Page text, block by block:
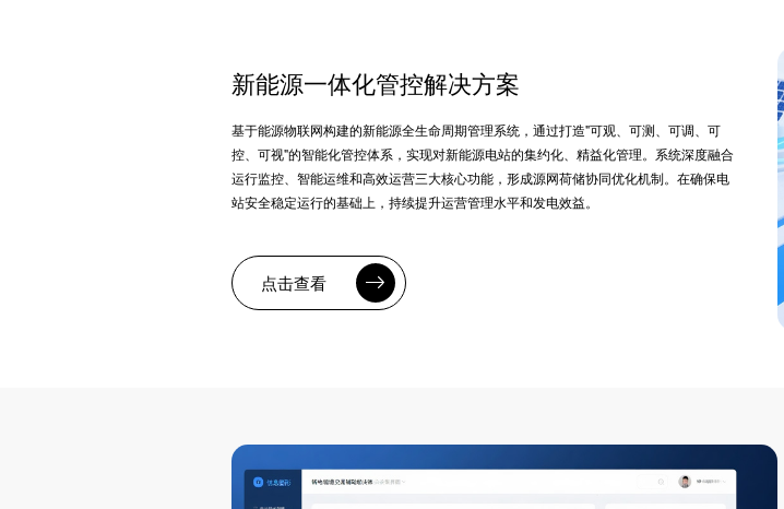
新能源一体化管控解决方案
基于能源物联网构建的新能源全生命周期管理系统，通过打造"可观、可测、可调、可
控、可视"的智能化管控体系，实现对新能源电站的集约化、精益化管理。系统深度融合
运行监控、智能运维和高效运营三大核心功能，形成源网荷储协同优化机制。在确保电
站安全稳定运行的基础上，持续提升运营管理水平和发电效益。
点击查看